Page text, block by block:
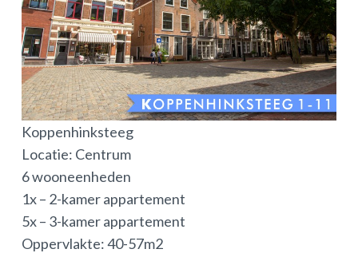
Koppenhinksteeg
Locatie: Centrum
6 wooneenheden
1x – 2-kamer appartement
5x – 3-kamer appartement
Oppervlakte: 40-57m2